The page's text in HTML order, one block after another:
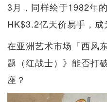
3月，同样绘于1982年
HK$3.2亿天价易手，成
在亚洲艺术市场「西风
题（红战士）》能否打
座？